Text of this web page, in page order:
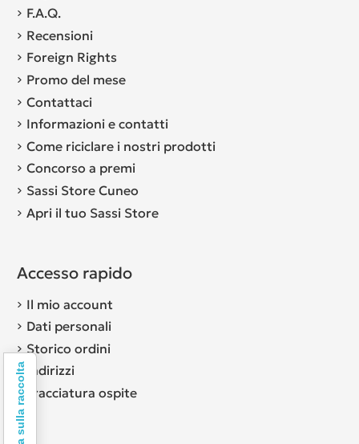
F.A.Q.
Recensioni
Foreign Rights
Promo del mese
Contattaci
Informazioni e contatti
Come riciclare i nostri prodotti
Concorso a premi
Sassi Store Cuneo
Apri il tuo Sassi Store
Accesso rapido
Il mio account
Dati personali
Storico ordini
Indirizzi
Tracciatura ospite